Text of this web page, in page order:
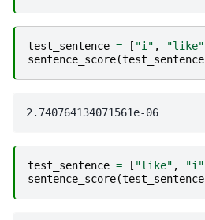
test_sentence = [ "i" , "like"
sentence_score(test_sentence
test_sentence = [ "like" , "i"
sentence_score(test_sentence